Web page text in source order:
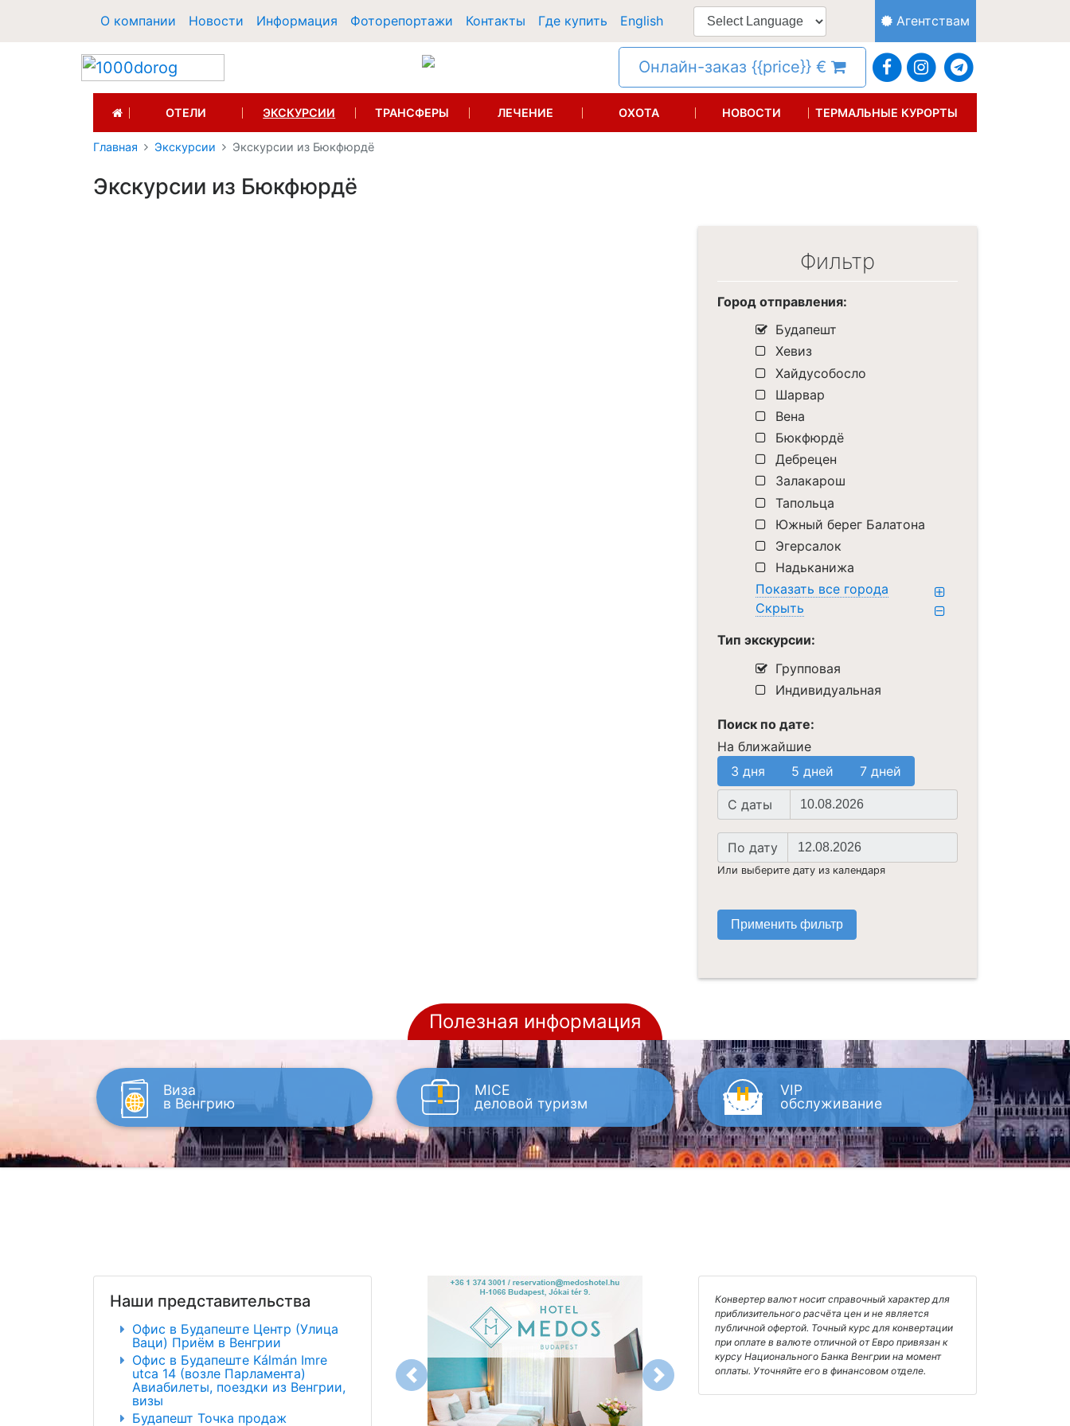
О компании Новости Информация Фоторепортажи Контакты Где купить English Агентствам
Онлайн-заказ {{price}} €
(CURRENT)ОТЕЛИ ЭКСКУРСИИ ТРАНСФЕРЫ ЛЕЧЕНИЕ ОХОТА НОВОСТИ ТЕРМАЛЬНЫЕ КУРОРТЫ
Главная Экскурсии Экскурсии из Бюкфюрдё
Экскурсии из Бюкфюрдё
Фильтр
Город отправления:
Будапешт
Хевиз
Хайдусобосло
Шарвар
Вена
Бюкфюрдё
Дебрецен
Залакарош
Тапольца
Южный берег Балатона
Эгерсалок
Надьканижа
Показать все города
Скрыть
Тип экскурсии:
Групповая
Индивидуальная
Поиск по дате:
На ближайшие
3 дня
5 дней
7 дней
Начальная
дата
C даты
Конечная
дата
По дату
Или выберите дату из календаря
Полезная информация
Виза
в Венгрию
MICE
деловой туризм
VIP
обслуживание
Наши представительства
Офис в Будапеште Центр (Улица
Ваци) Приём в Венгрии
Офис в Будапеште Kálmán Imre
utca 14 (возле Парламента)
Авиабилеты, поездки из Венгрии,
визы
Будапешт Точка продаж
Previous Next
Конвертер валют носит справочный характер для
приблизительного расчёта цен и не является
публичной офертой. Точный курс для конвертации
при оплате в валюте отличной от Евро привязан к
курсу Национального Банка Венгрии на момент
оплаты. Уточняйте его в финансовом отделе.